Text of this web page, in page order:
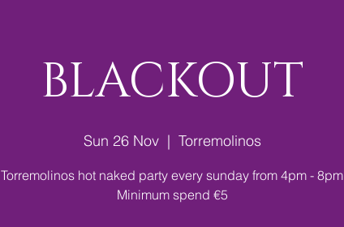
BLACKOUT
Sun 26 Nov
  |
Torremolinos
Torremolinos hot naked party every sunday from 4pm - 8pm
Minimum spend €5